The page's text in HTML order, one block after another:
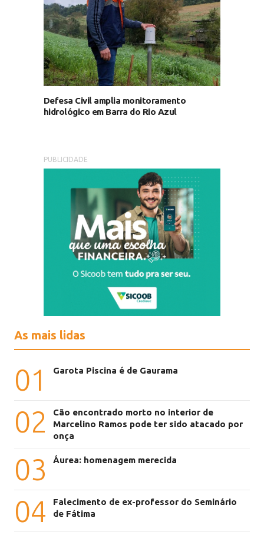
Defesa Civil amplia monitoramento
hidrológico em Barra do Rio Azul
PUBLICIDADE
As mais lidas
01 Garota Piscina é de Gaurama
02
Cão encontrado morto no interior de
Marcelino Ramos pode ter sido atacado por
onça
03 Áurea: homenagem merecida
04
Falecimento de ex-professor do Seminário
de Fátima